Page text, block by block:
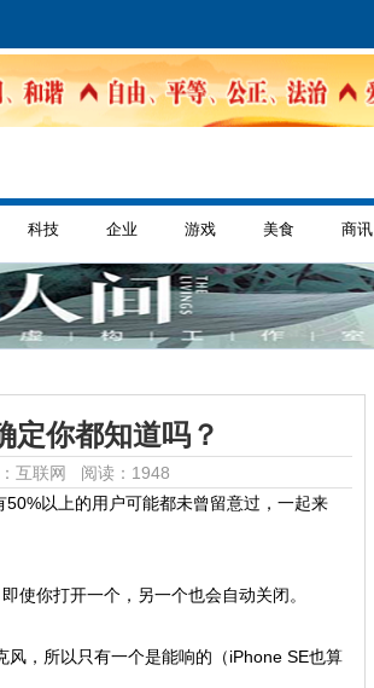
科技 企业 游戏 美食 商讯
定你都知道吗？
互联网 阅读：1948
以上的用户可能都未曾留意过，一起来
使你打开一个，另一个也会自动关闭。
，所以只有一个是能响的（iPhone SE也算